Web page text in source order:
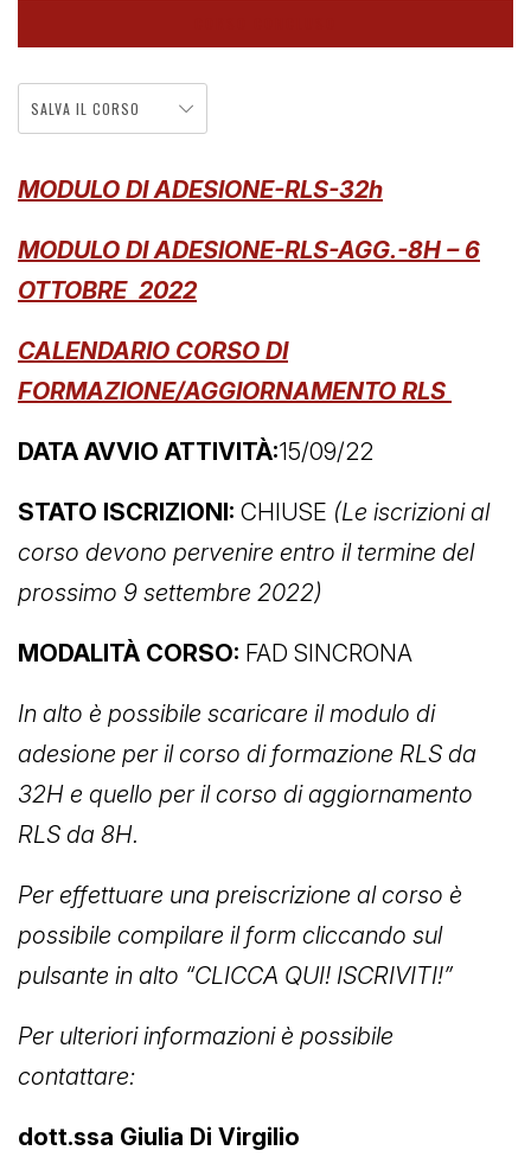
SALVA IL CORSO
MODULO DI ADESIONE-RLS-32h
MODULO DI ADESIONE-RLS-AGG.-8H – 6
OTTOBRE 2022
CALENDARIO CORSO DI
FORMAZIONE/AGGIORNAMENTO RLS
DATA AVVIO ATTIVITÀ:15/09/22
STATO ISCRIZIONI: CHIUSE (Le iscrizioni al
corso devono pervenire entro il termine del
prossimo 9 settembre 2022)
MODALITÀ CORSO: FAD SINCRONA
In alto è possibile scaricare il modulo di
adesione per il corso di formazione RLS da
32H e quello per il corso di aggiornamento
RLS da 8H.
Per effettuare una preiscrizione al corso è
possibile compilare il form cliccando sul
pulsante in alto “CLICCA QUI! ISCRIVITI!”
Per ulteriori informazioni è possibile
contattare:
dott.ssa Giulia Di Virgilio